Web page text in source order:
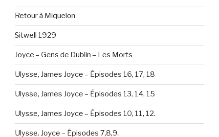
Retour à Miquelon
Sitwell 1929
Joyce – Gens de Dublin – Les Morts
Ulysse, James Joyce – Épisodes 16, 17, 18
Ulysse, James Joyce – Épisodes 13, 14, 15
Ulysse, James Joyce – Épisodes 10, 11, 12.
Ulysse. Joyce – Épisodes 7,8,9.